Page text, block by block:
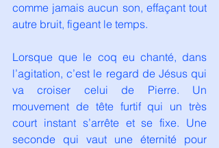
comme jamais aucun son, effaçant tout
autre bruit, figeant le temps.
Lorsque que le coq eu chanté, dans
l’agitation, c’est le regard de Jésus qui
va croiser celui de Pierre. Un
mouvement de tête furtif qui un très
court instant s’arrête et se fixe. Une
seconde qui vaut une éternité pour